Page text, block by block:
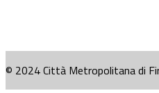
© 2024 Città Metropolitana di